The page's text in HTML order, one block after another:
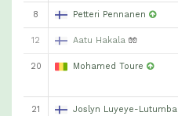
8 Petteri Pennanen
12 Aatu Hakala 🧤
20 Mohamed Toure
21 Joslyn Luyeye-Lutumba